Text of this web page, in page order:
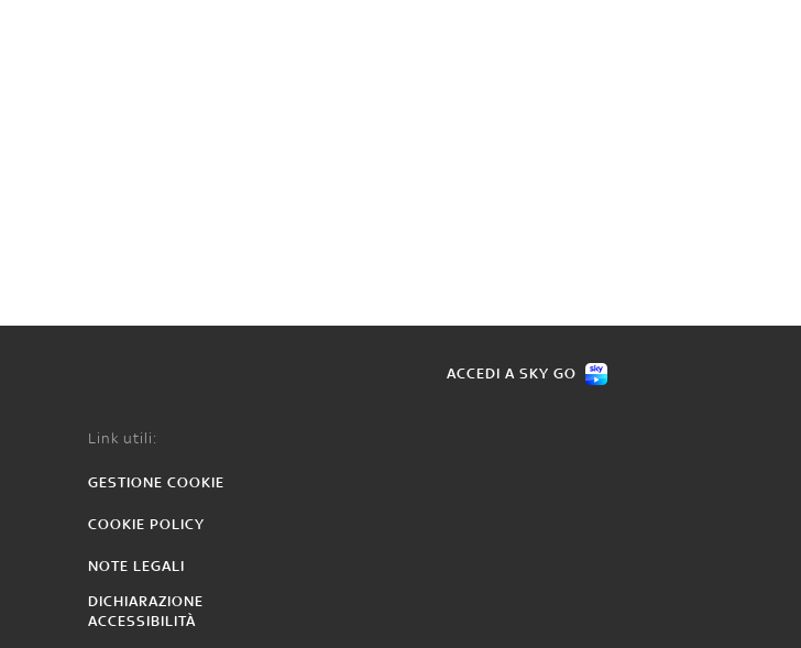
ACCEDI A SKY GO
Link utili:
GESTIONE COOKIE
COOKIE POLICY
NOTE LEGALI
DICHIARAZIONE
ACCESSIBILITÀ